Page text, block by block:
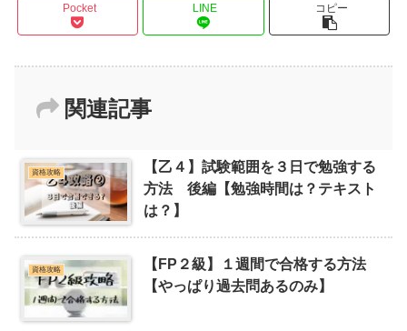
Pocket LINE コピー
関連記事
資格攻略
【乙４】試験範囲を３日で勉強する
方法 後編【勉強時間は？テキスト
は？】
資格攻略
【FP２級】１週間で合格する方法
【やっぱり過去問あるのみ】